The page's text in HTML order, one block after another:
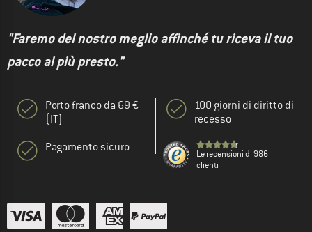
"Faremo del nostro meglio affinché tu riceva il tuo
pacco al più presto."
Porto franco da 69 €
(IT)
Pagamento sicuro
100 giorni di diritto di
recesso
Le recensioni di 986
clienti